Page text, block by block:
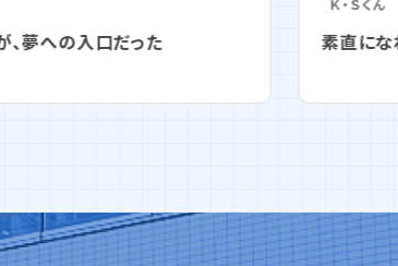
素直になれなかった自分への、最後